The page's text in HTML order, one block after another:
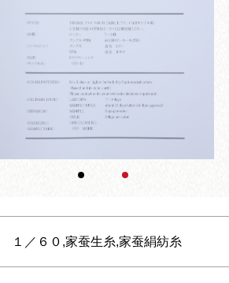
／６０,家蚕生糸,家蚕絹紡糸